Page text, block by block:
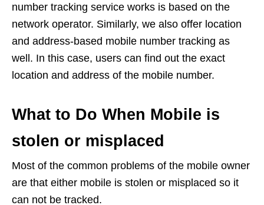
number tracking service works is based on the
network operator. Similarly, we also offer location
and address-based mobile number tracking as
well. In this case, users can find out the exact
location and address of the mobile number.
What to Do When Mobile is
stolen or misplaced
Most of the common problems of the mobile owner
are that either mobile is stolen or misplaced so it
can not be tracked.